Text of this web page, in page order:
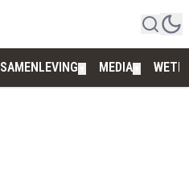
SAMENLEVING MEDIA